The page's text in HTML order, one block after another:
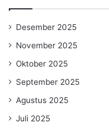
Desember 2025
November 2025
Oktober 2025
September 2025
Agustus 2025
Juli 2025